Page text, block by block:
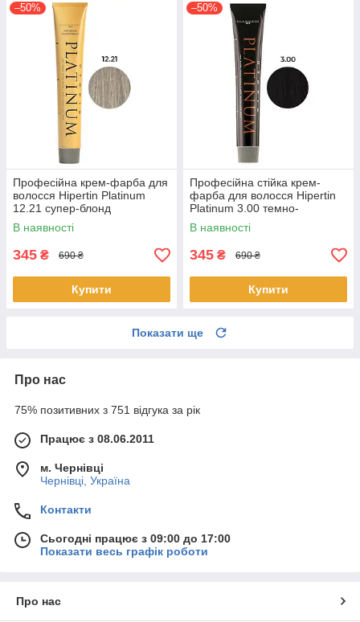
–50%
Професійна крем-фарба для
волосся Hipertin Platinum
12.21 супер-блонд
перламутрово-попелястий
інтенсивний
В наявності
345 ₴ 690 ₴
Купити
–50%
Професійна стійка крем-
фарба для волосся Hipertin
Platinum 3.00 темно-
каштановий 60 мл
В наявності
345 ₴ 690 ₴
Купити
Показати ще
Про нас
75% позитивних з 751 відгука за рік
Працює з 08.06.2011
м. Чернівці
Чернівці, Україна
Контакти
Сьогодні працює з 09:00 до 17:00
Показати весь графік роботи
Про нас